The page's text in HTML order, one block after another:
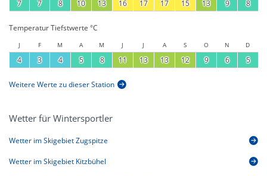
7 7 8 10 13 16 17 17 15 13 9 8
Temperatur Tiefstwerte °C
J F M A M J J A S O N D
4 3 4 5 8 11 13 13 12 9 6 5
Weitere Werte zu dieser Station
Wetter für Wintersportler
Wetter im Skigebiet Zugspitze
Wetter im Skigebiet Kitzbühel